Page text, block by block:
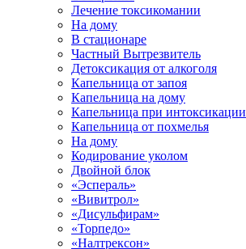
Лечение токсикомании
На дому
В стационаре
Частный Вытрезвитель
Детоксикация от алкоголя
Капельница от запоя
Капельница на дому
Капельница при интоксикации
Капельница от похмелья
На дому
Кодирование уколом
Двойной блок
«Эспераль»
«Вивитрол»
«Дисульфирам»
«Торпедо»
«Налтрексон»